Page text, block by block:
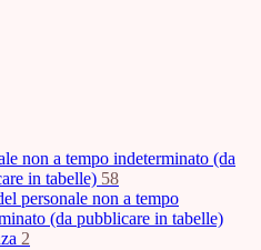
non a tempo indeterminato (da
in tabelle) 58
personale non a tempo
(da pubblicare in tabelle)
2